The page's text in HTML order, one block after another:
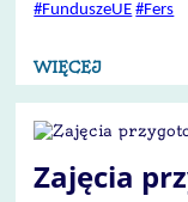
#FunduszeUE #Fers
WIĘCEJ
Zajęcia